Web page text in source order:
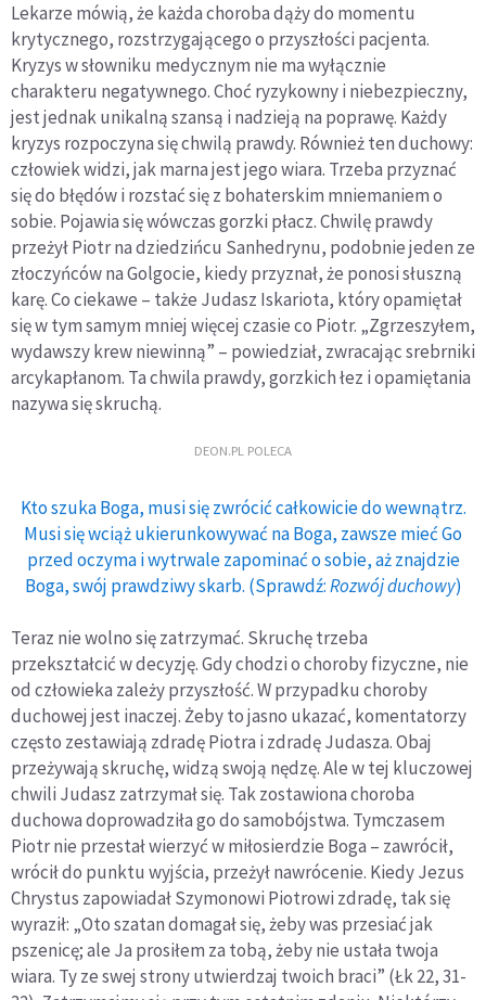
Lekarze mówią, że każda choroba dąży do momentu
krytycznego, rozstrzygającego o przyszłości pacjenta.
Kryzys w słowniku medycznym nie ma wyłącznie
charakteru negatywnego. Choć ryzykowny i niebezpieczny,
jest jednak unikalną szansą i nadzieją na poprawę. Każdy
kryzys rozpoczyna się chwilą prawdy. Również ten duchowy:
człowiek widzi, jak marna jest jego wiara. Trzeba przyznać
się do błędów i rozstać się z bohaterskim mniemaniem o
sobie. Pojawia się wówczas gorzki płacz. Chwilę prawdy
przeżył Piotr na dziedzińcu Sanhedrynu, podobnie jeden ze
złoczyńców na Golgocie, kiedy przyznał, że ponosi słuszną
karę. Co ciekawe – także Judasz Iskariota, który opamiętał
się w tym samym mniej więcej czasie co Piotr. „Zgrzeszyłem,
wydawszy krew niewinną” – powiedział, zwracając srebrniki
arcykapłanom. Ta chwila prawdy, gorzkich łez i opamiętania
nazywa się skruchą.
DEON.PL POLECA
Kto szuka Boga, musi się zwrócić całkowicie do wewnątrz.
Musi się wciąż ukierunkowywać na Boga, zawsze mieć Go
przed oczyma i wytrwale zapominać o sobie, aż znajdzie
Boga, swój prawdziwy skarb. (Sprawdź:Rozwój duchowy)
Teraz nie wolno się zatrzymać. Skruchę trzeba
przekształcić w decyzję. Gdy chodzi o choroby fizyczne, nie
od człowieka zależy przyszłość. W przypadku choroby
duchowej jest inaczej. Żeby to jasno ukazać, komentatorzy
często zestawiają zdradę Piotra i zdradę Judasza. Obaj
przeżywają skruchę, widzą swoją nędzę. Ale w tej kluczowej
chwili Judasz zatrzymał się. Tak zostawiona choroba
duchowa doprowadziła go do samobójstwa. Tymczasem
Piotr nie przestał wierzyć w miłosierdzie Boga – zawrócił,
wrócił do punktu wyjścia, przeżył nawrócenie. Kiedy Jezus
Chrystus zapowiadał Szymonowi Piotrowi zdradę, tak się
wyraził: „Oto szatan domagał się, żeby was przesiać jak
pszenicę; ale Ja prosiłem za tobą, żeby nie ustała twoja
wiara. Ty ze swej strony utwierdzaj twoich braci” (Łk 22, 31-